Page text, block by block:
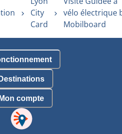
City
Card
vélo électrique
Mobilboard
Destinations
Mon compte